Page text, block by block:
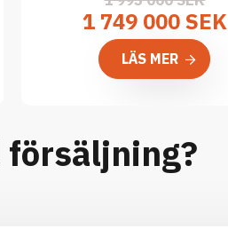
1 749 000 SEK
LÄS MER